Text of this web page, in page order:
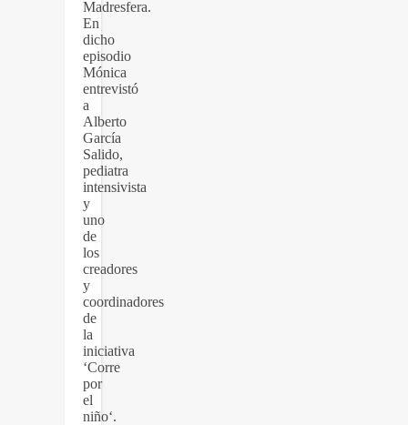
Madresfera.
En
dicho
episodio
Mónica
entrevistó
a
Alberto
García
Salido,
pediatra
intensivista
y
uno
de
los
creadores
y
coordinadores
de
la
iniciativa
‘Corre
por
el
niño‘.